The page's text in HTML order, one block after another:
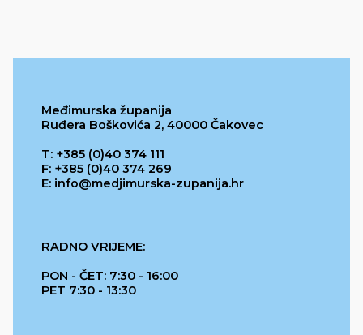
Međimurska županija
Ruđera Boškovića 2, 40000 Čakovec
T: +385 (0)40 374 111
F: +385 (0)40 374 269
E: info@medjimurska-zupanija.hr
RADNO VRIJEME:
PON - ČET: 7:30 - 16:00
PET 7:30 - 13:30